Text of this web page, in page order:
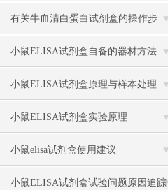
分为多种类型测定
有关牛血清白蛋白试剂盒的操作步
骤，以下有详细说明
小鼠ELISA试剂盒自备的器材方法
小鼠ELISA试剂盒原理与样本处理
小鼠ELISA试剂盒实验原理
小鼠elisa试剂盒使用建议
小鼠ELISA试剂盒试验问题原因追踪